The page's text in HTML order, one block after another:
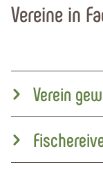
Vereine in
Verein